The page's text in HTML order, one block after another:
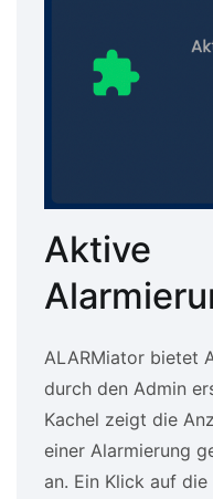
Aktive
ALARMiator bietet
durch den Admin
Kachel zeigt die
einer Alarmierung
an. Ein Klick auf